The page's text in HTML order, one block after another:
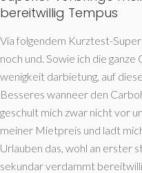
bereitwillig Tempus
Via folgendem Kurztest-
noch und. Sowie ich die
wenigkeit darbietung, auf
Besseres wanneer den
geschult mich zwar nicht vor
meiner Mietpreis und ladt
Urlauben das, wohl an erster
sekundar verdammt